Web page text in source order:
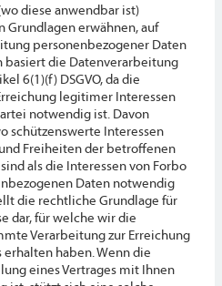
diese anwendbar ist)
erwähnen, auf
personenbezogener Daten
basiert die Datenverarbeitung
6(1)(f) DSGVO, da die
legitimer Interessen
notwendig ist. Davon
schützenswerte Interessen
Freiheiten der betroffenen
als die Interessen von Forbo
Daten notwendig
die rechtliche Grundlage für
dar, für welche wir die
Verarbeitung zur Erreichung
haben. Wenn die
eines Vertrages mit Ihnen